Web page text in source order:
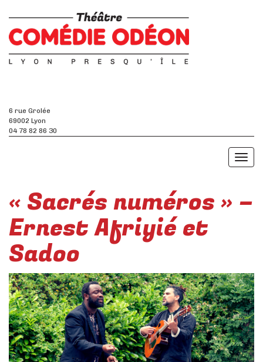
6 rue Grolée
69002 Lyon
04 78 82 86 30
Toggle
« Sacrés numéros » –
Ernest Afriyié et
Sadoo